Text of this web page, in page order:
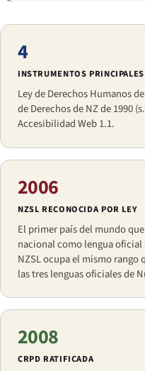
4
INSTRUMENTOS
Ley de Derechos Humanos
de Derechos de NZ de 1990
Accesibilidad Web 1.1.
2006
NZSL RECONOCIDA POR LEY
El primer país del mundo
nacional como lengua
NZSL ocupa el mismo rango
las tres lenguas oficiales de
2008
CRPD RATIFICADA